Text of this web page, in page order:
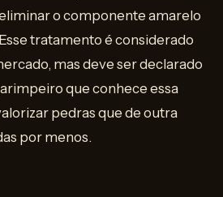
o componente amarelo
tratamento é considerado
mas deve ser declarado
que conhece essa
pedras que de outra
por menos.